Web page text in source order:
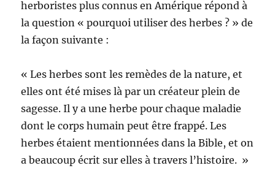
herboristes plus connus en Amérique répond à
la question « pourquoi utiliser des herbes ? » de
la façon suivante :
« Les herbes sont les remèdes de la nature, et
elles ont été mises là par un créateur plein de
sagesse. Il y a une herbe pour chaque maladie
dont le corps humain peut être frappé. Les
herbes étaient mentionnées dans la Bible, et on
a beaucoup écrit sur elles à travers l’histoire. »